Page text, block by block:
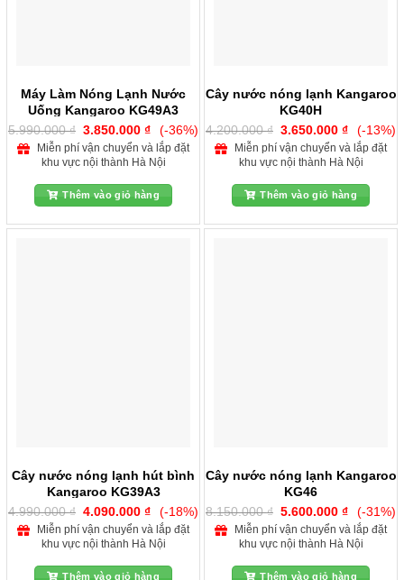
Máy Làm Nóng Lạnh Nước
Uống Kangaroo KG49A3
5.990.000₫ Giá
gốc
là:
5.990.000 ₫.
3.850.000₫Giá
hiện
tại
là:
(-36%)
khu vực nội thành Hà Nội
Thêm vào giỏ hàng
Cây nước nóng lạnh Kangaroo
KG40H
4.200.000₫ Giá
gốc
là:
4.200.000 ₫.
3.650.000₫Giá
hiện
tại
là:
(-13%)
khu vực nội thành Hà Nội
Thêm vào giỏ hàng
Cây nước nóng lạnh hút bình
Kangaroo KG39A3
4.990.000₫ Giá
gốc
là:
4.990.000 ₫.
4.090.000₫Giá
hiện
tại
là:
(-18%)
khu vực nội thành Hà Nội
Thêm vào giỏ hàng
Cây nước nóng lạnh Kangaroo
KG46
8.150.000₫ Giá
gốc
là:
8.150.000 ₫.
5.600.000₫Giá
hiện
tại
là:
(-31%)
khu vực nội thành Hà Nội
Thêm vào giỏ hàng